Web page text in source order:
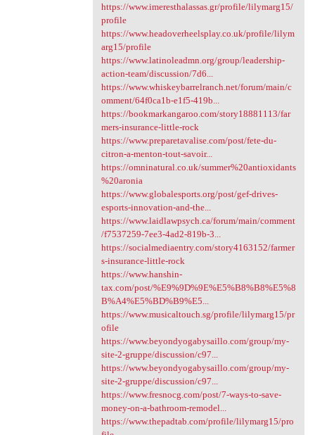
https://www.imeresthalassas.gr/profile/lilymarg15/
profile
https://www.headoverheelsplay.co.uk/profile/lilym
arg15/profile
https://www.latinoleadmn.org/group/leadership-
action-team/discussion/7d6...
https://www.whiskeybarrelranch.net/forum/main/c
omment/64f0ca1b-e1f5-419b...
https://bookmarkangaroo.com/story18881113/far
mers-insurance-little-rock
https://www.preparetavalise.com/post/fete-du-
citron-a-menton-tout-savoir...
https://omninatural.co.uk/summer%20antioxidants
%20aronia
https://www.globalesports.org/post/gef-drives-
esports-innovation-and-the...
https://www.laidlawpsych.ca/forum/main/comment
/f7537259-7ee3-4ad2-819b-3...
https://socialmediaentry.com/story4163152/farmer
s-insurance-little-rock
https://www.hanshin-
tax.com/post/%E9%9D%9E%E5%B8%B8%E5%8
B%A4%E5%BD%B9%E5...
https://www.musicaltouch.sg/profile/lilymarg15/pr
ofile
https://www.beyondyogabysaillo.com/group/my-
site-2-gruppe/discussion/c97...
https://www.beyondyogabysaillo.com/group/my-
site-2-gruppe/discussion/c97...
https://www.fresnocg.com/post/7-ways-to-save-
money-on-a-bathroom-remodel...
https://www.thepadtab.com/profile/lilymarg15/pro